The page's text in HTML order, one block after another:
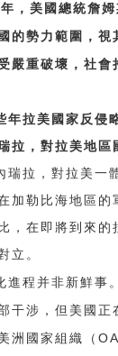
年，美國總統詹姆
的勢力範圍，視
嚴重破壞，社
年拉美國家反侵
拉，對拉美地區
瑞拉，對拉美一
加勒比海地區
，在即將到來
立。
進程并非新鮮事
干涉，但美國
洲國家組織（